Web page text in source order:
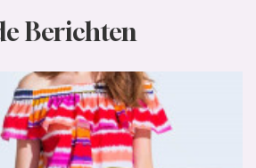
Berichten